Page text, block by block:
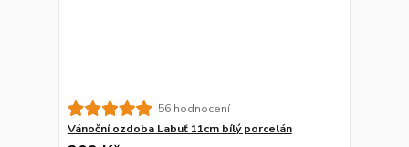
56 hodnocení
Vánoční ozdoba Labuť 11cm bílý porcelán